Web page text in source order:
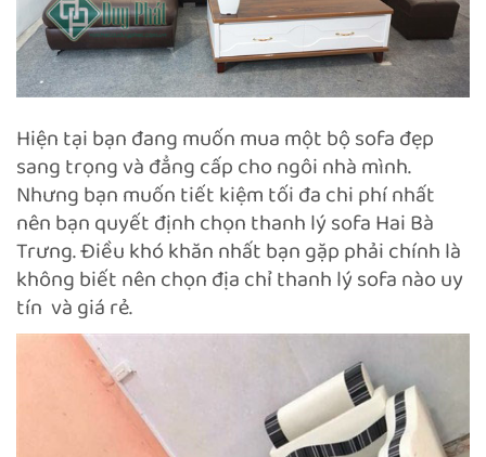
Hiện tại bạn đang muốn mua một bộ sofa đẹp
sang trọng và đẳng cấp cho ngôi nhà mình.
Nhưng bạn muốn tiết kiệm tối đa chi phí nhất
nên bạn quyết định chọn thanh lý sofa Hai Bà
Trưng. Điều khó khăn nhất bạn gặp phải chính là
không biết nên chọn địa chỉ thanh lý sofa nào uy
tín và giá rẻ.